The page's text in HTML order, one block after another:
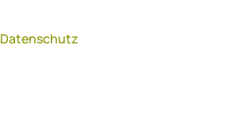
Datenschutz